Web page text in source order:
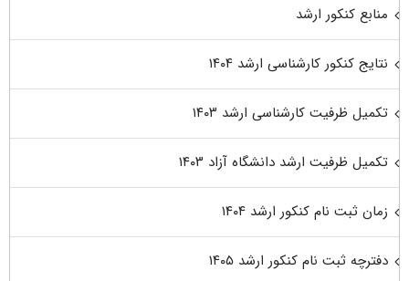
منابع کنکور ارشد
نتایج کنکور کارشناسی ارشد ۱۴۰۴
تکمیل ظرفیت کارشناسی ارشد ۱۴۰۳
تکمیل ظرفیت ارشد دانشگاه آزاد ۱۴۰۳
زمان ثبت نام کنکور ارشد ۱۴۰۴
دفترچه ثبت نام کنکور ارشد ۱۴۰۵